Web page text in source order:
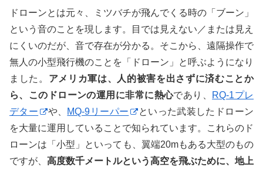
ドローンとは元々、ミツバチが飛んでくる時の「ブーン」
という音のことを現します。目では見えない／または見え
にくいのだが、音で存在が分かる。そこから、遠隔操作で
無人の小型飛行機のことを「ドローン」と呼ぶようになり
ました。 アメリカ軍は、人的被害を出さずに済むことか
ら、このドローンの運用に非常に熱心であり、
RQ-1プレ
デター
や、 MQ-9リーパー
といった武装したドローン
を大量に運用していることで知られています。これらのド
ローンは「小型」といっても、翼端20mもある大型のもの
ですが、 高度数千メートルという高空を飛ぶために、地上